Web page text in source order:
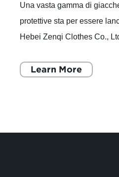
Una vasta gamma di
protettive sta per essere
Hebei Zenqi Clothes Co.,
Learn More